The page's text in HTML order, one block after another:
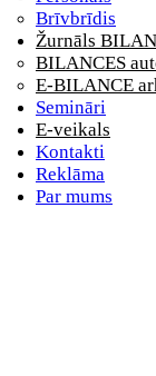
Brīvbrīdis
Žurnāls
BILANCES
E-BILANCE
Semināri
E-veikals
Kontakti
Reklāma
Par mums